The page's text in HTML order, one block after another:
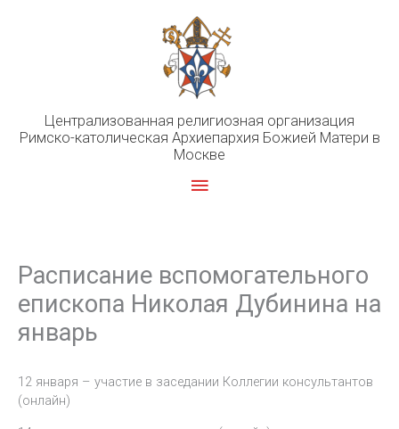
Централизованная религиозная организация
Римско-католическая Архиепархия Божией Матери в
Москве
Главное
Расписание вспомогательного
епископа Николая Дубинина на
январь
12 января – участие в заседании Коллегии консультантов
(онлайн)